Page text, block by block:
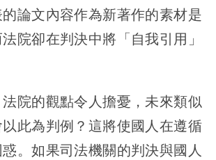
論文內容作為新著作的素材是
院卻在判決中將「自我引用」
院的觀點令人擔憂，未來類似
此為判例？這將使國人在遵循
。如果司法機關的判決與國人